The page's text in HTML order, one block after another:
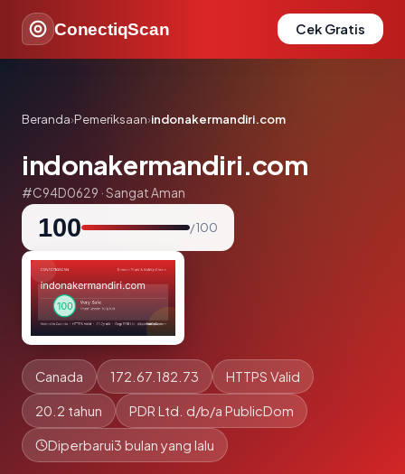
ConectiqScan Cek Gratis
Beranda›Pemeriksaan›indonakermandiri.com
indonakermandiri.com
#C94D0629 · Sangat Aman
100 / 100
Canada 172.67.182.73 HTTPS Valid
20.2 tahun PDR Ltd. d/b/a PublicDom
Diperbarui3 bulan yang lalu